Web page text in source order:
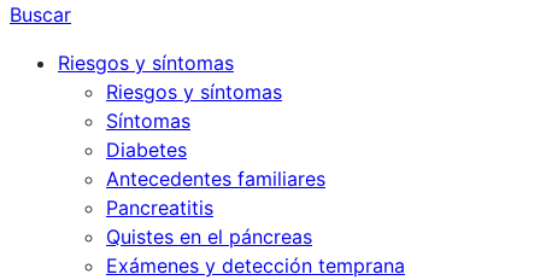
Buscar
Riesgos y síntomas
Riesgos y síntomas
Síntomas
Diabetes
Antecedentes familiares
Pancreatitis
Quistes en el páncreas
Exámenes y detección temprana